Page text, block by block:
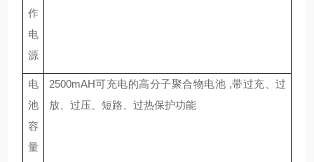
作
电
源
电
池
容
量
2500mAH可充电的高分子聚合物电池 ,带过充、过
放、过压、短路、过热保护功能